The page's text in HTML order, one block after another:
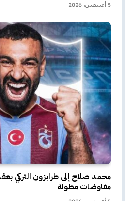
5 أغسطس، 2026
محمد صلاح إلى طرابزون التركي
مفاوضات مطولة